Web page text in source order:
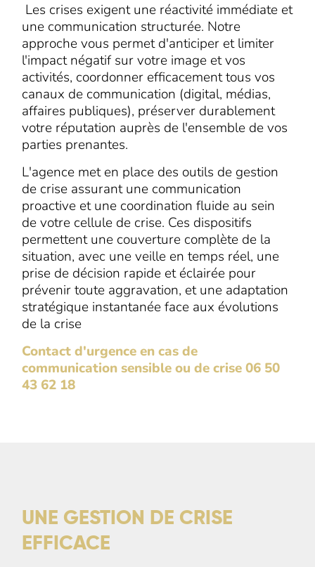
Les crises exigent une réactivité immédiate et
une communication structurée. Notre
approche vous permet d'anticiper et limiter
l'impact négatif sur votre image et vos
activités, coordonner efficacement tous vos
canaux de communication (digital, médias,
affaires publiques), préserver durablement
votre réputation auprès de l'ensemble de vos
parties prenantes.
L'agence met en place des outils de gestion
de crise assurant une communication
proactive et une coordination fluide au sein
de votre cellule de crise. Ces dispositifs
permettent une couverture complète de la
situation, avec une veille en temps réel, une
prise de décision rapide et éclairée pour
prévenir toute aggravation, et une adaptation
stratégique instantanée face aux évolutions
de la crise
Contact d'urgence en cas de
communication sensible ou de crise06 50
43 62 18
UNE GESTION DE CRISE
EFFICACE